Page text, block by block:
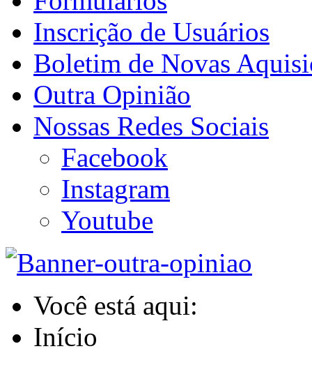
Inscrição de Usuários
Boletim de Novas
Outra Opinião
Nossas Redes Sociais
Facebook
Instagram
Youtube
Você está aqui:
Início